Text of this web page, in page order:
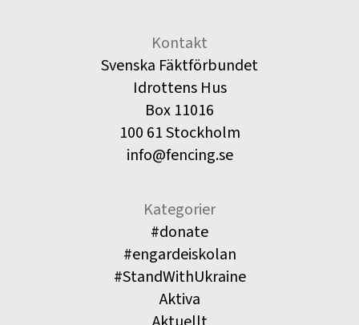
Kontakt
Svenska Fäktförbundet
Idrottens Hus
Box 11016
100 61 Stockholm
info@fencing.se
Kategorier
#donate
#engardeiskolan
#StandWithUkraine
Aktiva